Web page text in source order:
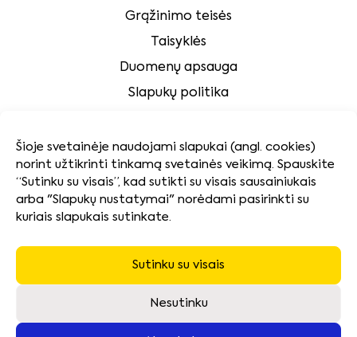
Šioje svetainėje naudojami slapukai (angl. cookies)
norint užtikrinti tinkamą svetainės veikimą. Spauskite
“Sutinku su visais”, kad sutikti su visais sausainiukais
arba "Slapukų nustatymai" norėdami pasirinkti su
kuriais slapukais sutinkate.
Sutinku su visais
Nesutinku
Grąžinimo teisės
Taisyklės
Duomenų apsauga
Slapukų politika
Tvarumas
Kokybės ir aplinkosaugos politika
Naudotų baterijų surinkimas ir pakuočių atliekų
tvarkymas
Neatsiimtos įrangos utilizavimas